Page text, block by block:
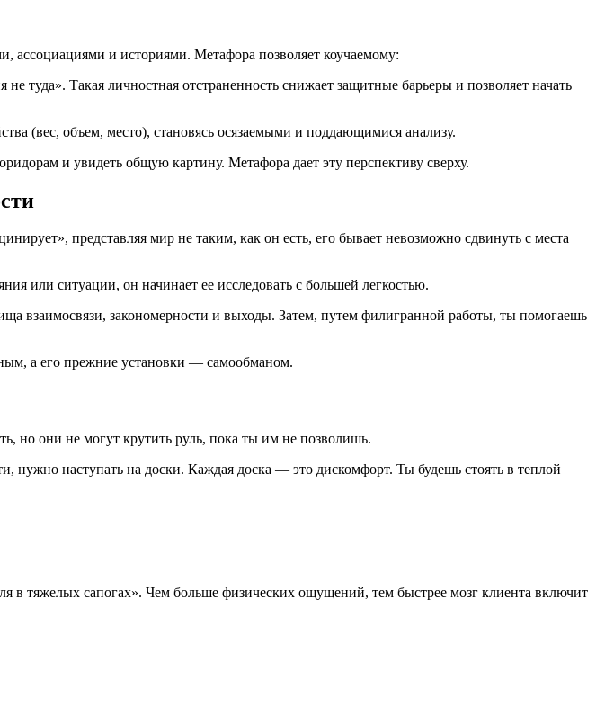
и историями. Метафора позволяет коучаемому:
туда». Такая личностная отстраненность снижает защитные барьеры и позволяет начать
(вес, объем, место), становясь осязаемыми и поддающимися анализу.
и увидеть общую картину. Метафора дает эту перспективу сверху.
представляя мир не таким, как он есть, его бывает невозможно сдвинуть с места
или ситуации, он начинает ее исследовать с большей легкостью.
взаимосвязи, закономерности и выходы. Затем, путем филигранной работы, ты помогаешь
а его прежние установки — самообманом.
но они не могут крутить руль, пока ты им не позволишь.
нужно наступать на доски. Каждая доска — это дискомфорт. Ты будешь стоять в теплой
в тяжелых сапогах». Чем больше физических ощущений, тем быстрее мозг клиента включит